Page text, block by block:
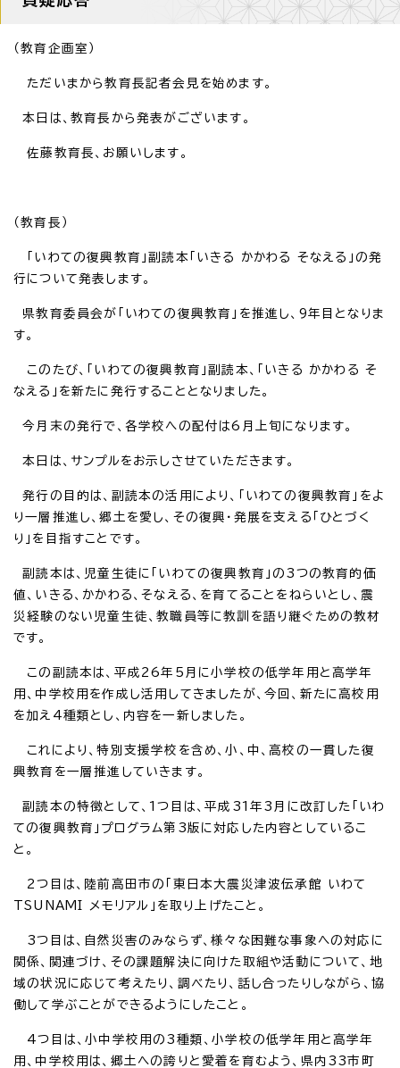
（教育企画室）
ただいまから教育長記者会見を始めます。
本日は、教育長から発表がございます。
佐藤教育長、お願いします。
（教育長）
「いわての復興教育」副読本「いきる かかわる そなえる」の発
行について発表します。
県教育委員会が「いわての復興教育」を推進し、9年目となりま
す。
このたび、「いわての復興教育」副読本、「いきる かかわる そ
なえる」を新たに発行することとなりました。
今月末の発行で、各学校への配付は6月上旬になります。
本日は、サンプルをお示しさせていただきます。
発行の目的は、副読本の活用により、「いわての復興教育」をよ
り一層推進し、郷土を愛し、その復興・発展を支える「ひとづく
り」を目指すことです。
副読本は、児童生徒に「いわての復興教育」の3つの教育的価
値、いきる、かかわる、そなえる、を育てることをねらいとし、震
災経験のない児童生徒、教職員等に教訓を語り継ぐための教材
です。
この副読本は、平成26年5月に小学校の低学年用と高学年
用、中学校用を作成し活用してきましたが、今回、新たに高校用
を加え4種類とし、内容を一新しました。
これにより、特別支援学校を含め、小、中、高校の一貫した復
興教育を一層推進していきます。
副読本の特徴として、1つ目は、平成31年3月に改訂した「いわ
ての復興教育」プログラム第3版に対応した内容としているこ
と。
2つ目は、陸前高田市の「東日本大震災津波伝承館 いわて
TSUNAMI メモリアル」を取り上げたこと。
3つ目は、自然災害のみならず、様々な困難な事象への対応に
関係、関連づけ、その課題解決に向けた取組や活動について、地
域の状況に応じて考えたり、調べたり、話し合ったりしながら、協
働して学ぶことができるようにしたこと。
4つ目は、小中学校用の3種類、小学校の低学年用と高学年
用、中学校用は、郷土への誇りと愛着を育むよう、県内33市町